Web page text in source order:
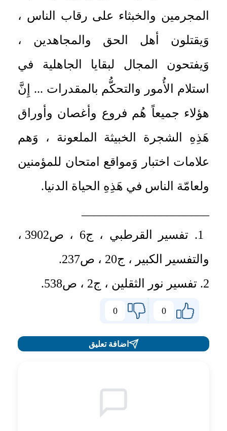
المجرمين والخبثاء على رقاب الناس ،
وَيقتلون أهل الحق والمجاهدين ،
وَيفتحون المجال لبقايا الجاهلية في
استلام الأُمور والتحكُّم بالمقدرات ... إِنَّ
هؤلاء جميعاً هُم فروع وأغصان وأوراق
هَذِهِ الشجرة الخبيثة الملعونة ، وَهم
علامات اختبار وَمواقع امتحان للمؤمنين
ولعامّة الناس في هَذِهِ الحياة الدنيا.
1. تفسير القرطبي ، ج6 ، ص3902 ،
والتفسير الكبير ، ج20 ، ص237.
2. تفسير نور الثقلين ، ج2 ، ص538.
0
0
اضافة تعليق